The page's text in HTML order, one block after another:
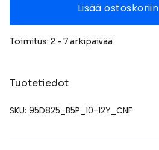
Lisää ostoskoriin
Toimitus: 2 - 7 arkipäivää
Tuotetiedot
SKU: 95D825_B5P_10-12Y_CNF